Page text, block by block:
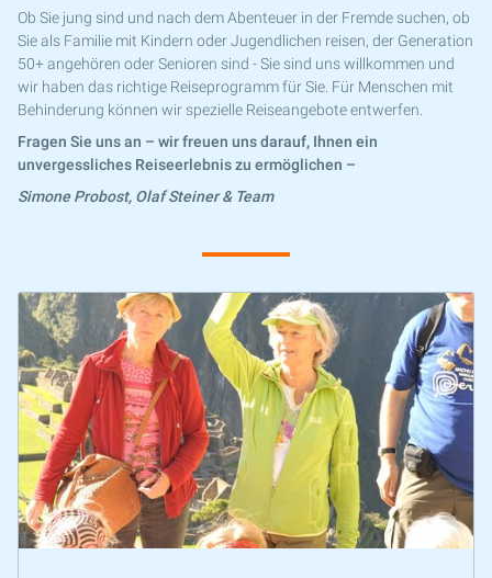
Ob Sie jung sind und nach dem Abenteuer in der Fremde suchen, ob
Sie als Familie mit Kindern oder Jugendlichen reisen, der Generation
50+ angehören oder Senioren sind - Sie sind uns willkommen und
wir haben das richtige Reiseprogramm für Sie. Für Menschen mit
Behinderung können wir spezielle Reiseangebote entwerfen.
Fragen Sie uns an – wir freuen uns darauf, Ihnen ein
unvergessliches Reiseerlebnis zu ermöglichen –
Simone Probost, Olaf Steiner & Team